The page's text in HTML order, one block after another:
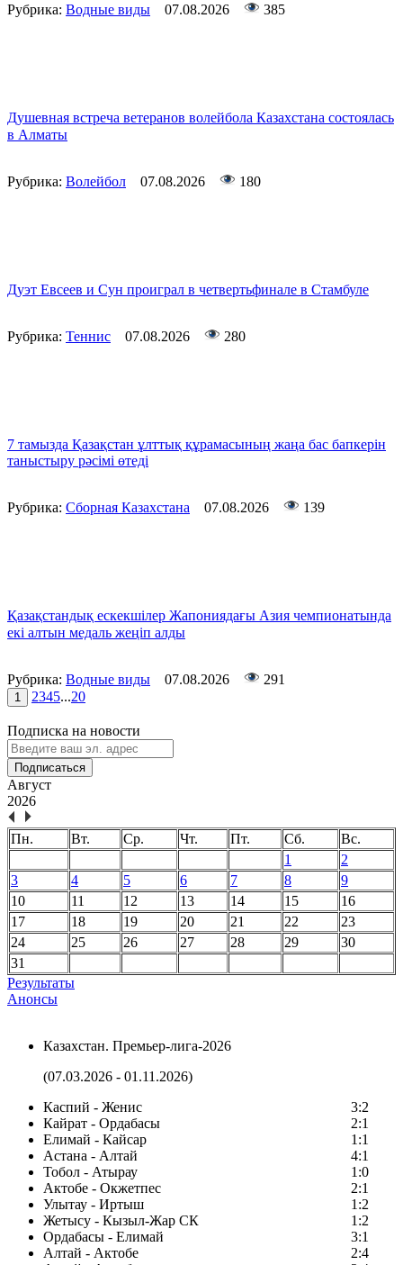
Рубрика: Водные виды 07.08.2026 385
Душевная встреча ветеранов волейбола Казахстана состоялась
в Алматы
Рубрика: Волейбол 07.08.2026 180
Дуэт Евсеев и Сун проиграл в четвертьфинале в Стамбуле
Рубрика: Теннис 07.08.2026 280
7 тамызда Қазақстан ұлттық құрамасының жаңа бас бапкерін
таныстыру рәсімі өтеді
Рубрика: Сборная Казахстана 07.08.2026 139
Қазақстандық ескекшілер Жапониядағы Азия чемпионатында
екі алтын медаль жеңіп алды
Рубрика: Водные виды 07.08.2026 291
1 2345...20
Подписка на новости
Подписаться
Август
2026
Пн. Вт. Ср. Чт. Пт. Сб.
Вс.
1
2
3
4 5 6 7 8
9
10
11 12 13 14 15
16
17
18 19 20 21 22
23
24
25 26 27 28 29
30
31
Результаты
Анонсы
Казахстан. Премьер-лига-2026
(07.03.2026 - 01.11.2026)
Каспий - Женис
3:2
Кайрат - Ордабасы
2:1
Елимай - Кайсар
1:1
Астана - Алтай
4:1
Тобол - Атырау
1:0
Актобе - Окжетпес
2:1
Улытау - Иртыш
1:2
Жетысу - Кызыл-Жар СК
1:2
Ордабасы - Елимай
3:1
Алтай - Актобе
2:4